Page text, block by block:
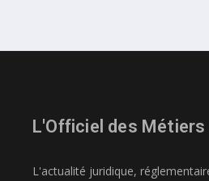
L'Officiel des Métiers
L'actualité juridique,